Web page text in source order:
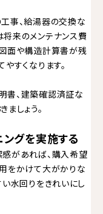
事、給湯器の交換な
来のメンテナンス費
面や構造計算書が残
すくなります。
書、建築確認済証な
しょう。
グを実施する
があれば、購入希望
をかけて大がかりな
い水回りをきれいにし